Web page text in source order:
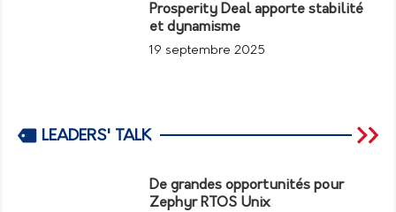
Prosperity Deal apporte stabilité
et dynamisme
19 septembre 2025
LEADERS' TALK
De grandes opportunités pour
Zephyr RTOS Unix